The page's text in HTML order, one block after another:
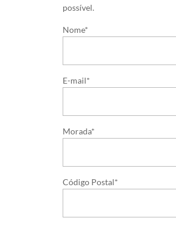
possível.
Nome*
E-mail*
Morada*
Código Postal*